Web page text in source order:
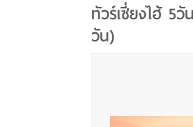
ทัวร์เซี่ยงไฮ้ 5
วัน)